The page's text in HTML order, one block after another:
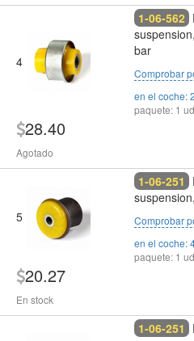
4
1-06-562
bar
Comprobar
en el coche:
paquete: 1
28.40
Agotado
5
1-06-251
Comprobar
en el coche:
paquete: 1
20.27
En stock
1-06-251